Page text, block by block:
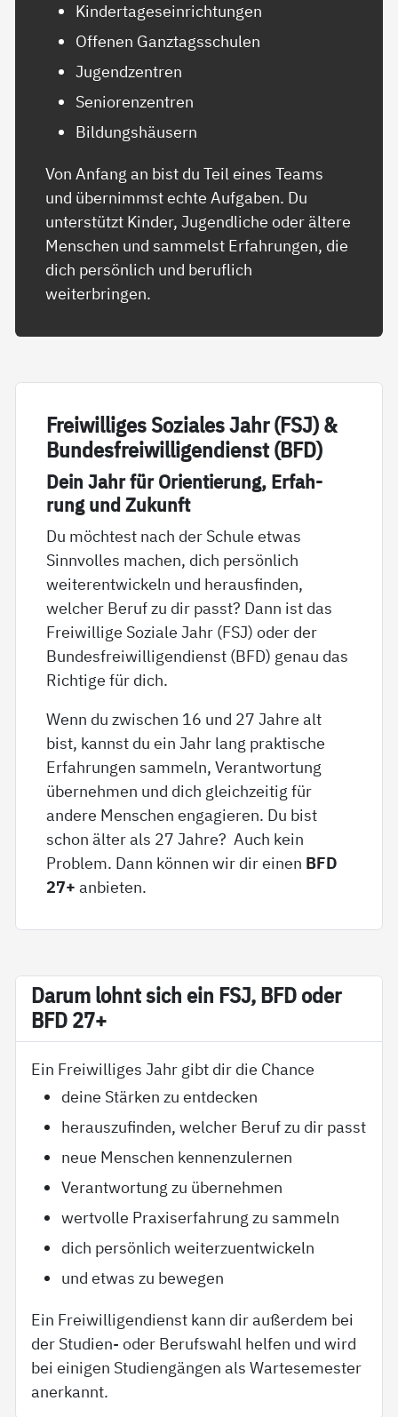
Kindertageseinrichtungen
Offenen Ganztagsschulen
Jugendzentren
Seniorenzentren
Bildungshäusern
Von Anfang an bist du Teil eines Teams
und übernimmst echte Aufgaben. Du
unterstützt Kinder, Jugendliche oder ältere
Menschen und sammelst Erfahrungen, die
dich persönlich und beruflich
weiterbringen.
Frei­wil­li­ges So­zia­les Jahr (FSJ) &
Bun­des­f­rei­wil­li­gen­di­enst (BFD)
Dein Jahr für Ori­en­tie­rung, Er­fah­
rung und Zu­kunft
Du möchtest nach der Schule etwas
Sinnvolles machen, dich persönlich
weiterentwickeln und herausfinden,
welcher Beruf zu dir passt? Dann ist das
Freiwillige Soziale Jahr (FSJ) oder der
Bundesfreiwilligendienst (BFD) genau das
Richtige für dich.
Wenn du zwischen 16 und 27 Jahre alt
bist, kannst du ein Jahr lang praktische
Erfahrungen sammeln, Verantwortung
übernehmen und dich gleichzeitig für
andere Menschen engagieren. Du bist
schon älter als 27 Jahre? Auch kein
Problem. Dann können wir dir einen BFD
27+ anbieten.
Dar­um lohnt sich ein FSJ, BFD oder
BFD 27+
Ein Freiwilliges Jahr gibt dir die Chance
deine Stärken zu entdecken
herauszufinden, welcher Beruf zu dir passt
neue Menschen kennenzulernen
Verantwortung zu übernehmen
wertvolle Praxiserfahrung zu sammeln
dich persönlich weiterzuentwickeln
und etwas zu bewegen
Ein Freiwilligendienst kann dir außerdem bei
der Studien- oder Berufswahl helfen und wird
bei einigen Studiengängen als Wartesemester
anerkannt.